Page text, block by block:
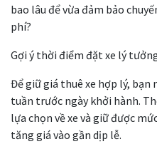
bao lâu để vừa đảm bảo
phí?
Gợi ý thời điểm đặt xe lý
Để giữ giá thuê xe hợp lý, bạn
tuần trước ngày khởi hành.
lựa chọn về xe và giữ được
tăng giá vào gần dịp lễ.